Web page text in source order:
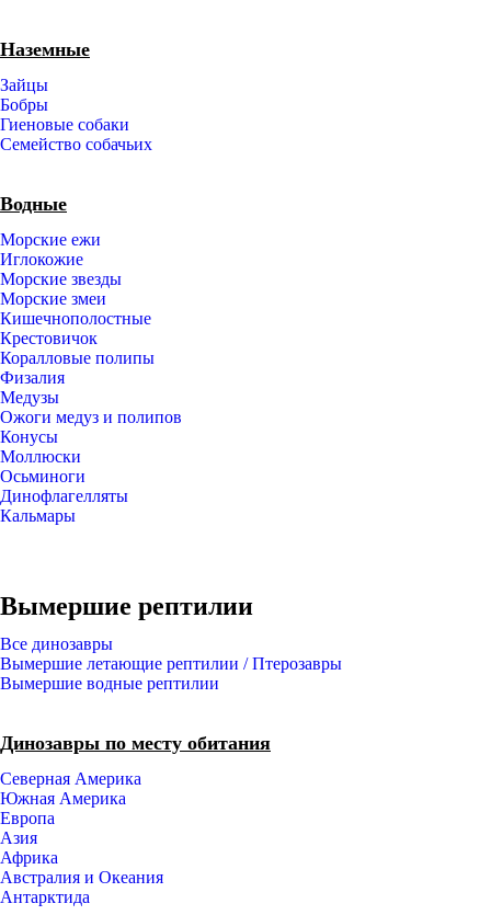
Наземные
Зайцы
Бобры
Гиеновые собаки
Семейство собачьих
Водные
Морские ежи
Иглокожие
Морские звезды
Морские змеи
Кишечнополостные
Крестовичок
Коралловые полипы
Физалия
Медузы
Ожоги медуз и полипов
Конусы
Моллюски
Осьминоги
Динофлагелляты
Кальмары
Вымершие рептилии
Все динозавры
Вымершие летающие рептилии / Птерозавры
Вымершие водные рептилии
Динозавры по месту обитания
Северная Америка
Южная Америка
Европа
Азия
Африка
Австралия и Океания
Антарктида